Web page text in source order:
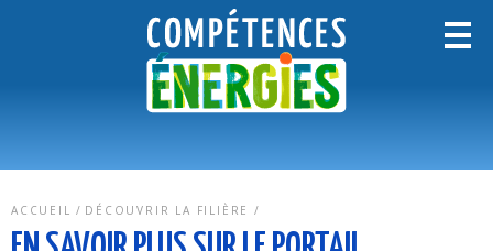
ACCUEIL DÉCOUVRIR LA FILIÈRE